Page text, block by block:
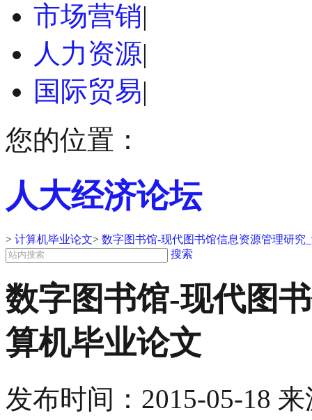
市场营销|
人力资源|
国际贸易|
您的位置：
人大经济论坛
> 计算机毕业论文> 数字图书馆-现代图书馆信息资源管理研究
搜索
数字图书馆-现代图
算机毕业论文
发布时间： 2015-05-18 来